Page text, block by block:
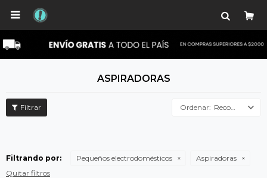

ASPIRADORAS
Recomendados
Filtrando por: Pequeños electrodomésticos
Aspiradoras
Quitar filtros